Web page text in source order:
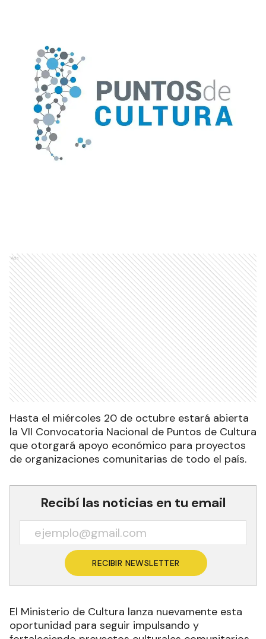
Ads
Hasta el miércoles 20 de octubre estará abierta
la VII Convocatoria Nacional de Puntos de Cultura
que otorgará apoyo económico para proyectos
de organizaciones comunitarias de todo el país.
Recibí las noticias en tu email
RECIBIR NEWSLETTER
El Ministerio de Cultura lanza nuevamente esta
oportunidad para seguir impulsando y